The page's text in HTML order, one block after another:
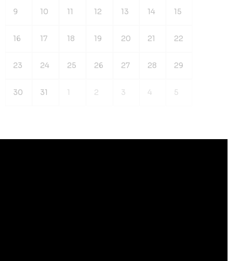
9 10 11 12 13 14 15
16 17 18 19 20 21 22
23 24 25 26 27 28 29
30 31 1 2 3 4 5